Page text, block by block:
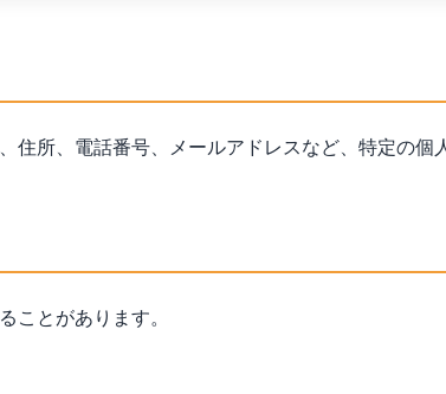
所、電話番号、メールアドレスなど、特定の個
ことがあります。